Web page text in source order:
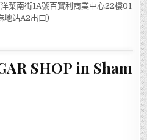
菜南街1A號百寶利商業中心22樓01
地站A2出口)
SHOP in Sham